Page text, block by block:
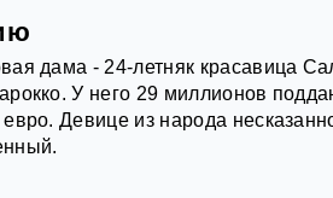
дама - 24-летняк красавица
У него 29 миллионов
Девице из народа